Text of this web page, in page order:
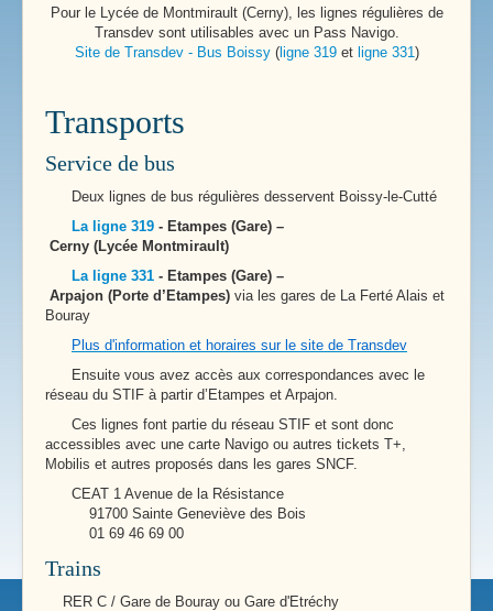
Pour le Lycée de Montmirault (Cerny), les lignes régulières de
Transdev sont utilisables avec un Pass Navigo.
Site de Transdev - Bus Boissy(ligne 319et ligne 331 )
Transports
Service de bus
Deux lignes de bus régulières desservent Boissy-le-Cutté
La ligne 319 - Etampes (Gare) –
Cerny (Lycée Montmirault)
La ligne 331 - Etampes (Gare) –
Arpajon (Porte d’Etampes) via les gares de La Ferté Alais et
Bouray
Plus d'information et horaires sur le site de Transdev
Ensuite vous avez accès aux correspondances avec le
réseau du STIF à partir d’Etampes et Arpajon.
Ces lignes font partie du réseau STIF et sont donc
accessibles avec une carte Navigo ou autres tickets T+,
Mobilis et autres proposés dans les gares SNCF.
CEAT 1 Avenue de la Résistance
91700 Sainte Geneviève des Bois
01 69 46 69 00
Trains
RER C / Gare de Bouray ou Gare d'Etréchy